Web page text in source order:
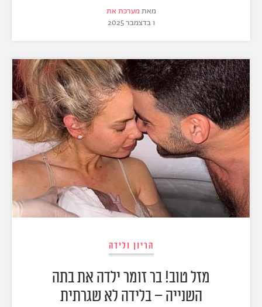
מאת מערכת את
1 בדצמבר 2025
הריון ולידה
מזל טוב! בר זומר ילדה את בתה
השנייה – בלידה לא שגרתית